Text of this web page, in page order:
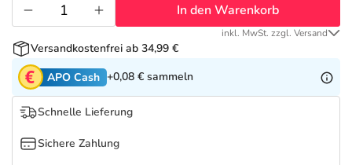
Tierapotheke
Vitamine & Mineralstoffe
Marken
Salus Deals
In den Warenkorb
inkl. MwSt. zzgl. Versand
Versandkostenfrei ab 34,99 €
APO Cash +0,08 € sammeln
Schnelle Lieferung
Sichere Zahlung